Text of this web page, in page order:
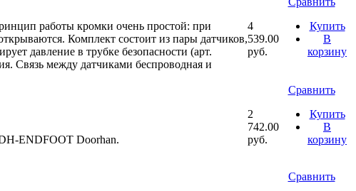
работы кромки очень простой: при
Комплект состоит из пары датчиков,
давление в трубке безопасности (арт.
Связь между датчиками беспроводная и
4
539.00
руб.
Купить
В
корзину
ENDFOOT Doorhan.
2
742.00
руб.
Сравнить
Купить
В
корзину
Сравнить